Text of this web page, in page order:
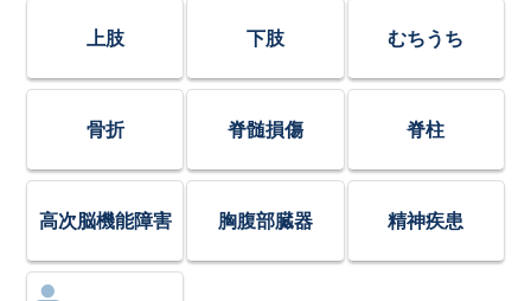
上肢 下肢 むちうち
骨折 脊髄損傷 脊柱
高次脳機能障害 胸腹部臓器 精神疾患